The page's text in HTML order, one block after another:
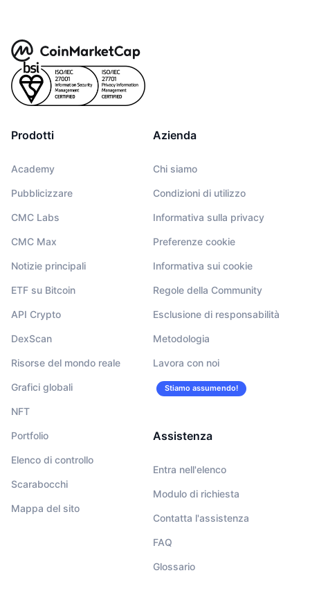
Prodotti
Academy
Pubblicizzare
CMC Labs
CMC Max
Notizie principali
ETF su Bitcoin
API Crypto
DexScan
Risorse del mondo reale
Grafici globali
NFT
Portfolio
Elenco di controllo
Scarabocchi
Mappa del sito
Azienda
Chi siamo
Condizioni di utilizzo
Informativa sulla privacy
Preferenze cookie
Informativa sui cookie
Regole della Community
Esclusione di responsabilità
Metodologia
Lavora con noi
Stiamo assumendo!
Assistenza
Entra nell'elenco
Modulo di richiesta
Contatta l'assistenza
FAQ
Glossario